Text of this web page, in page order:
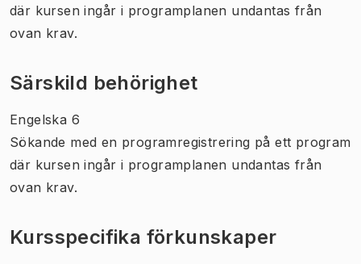
där kursen ingår i programplanen undantas från
ovan krav.
Särskild behörighet
Engelska 6
Sökande med en programregistrering på ett program
där kursen ingår i programplanen undantas från
ovan krav.
Kursspecifika förkunskaper